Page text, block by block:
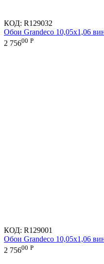
КОД: R129032
Обои Grandeco 10,05х1,06
2 75600 Р
КОД: R129001
Обои Grandeco 10,05х1,06
2 75600 Р